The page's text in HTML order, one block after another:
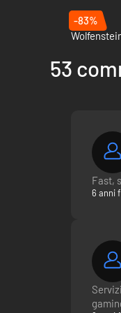
-83%
53
Fast,
6 anni